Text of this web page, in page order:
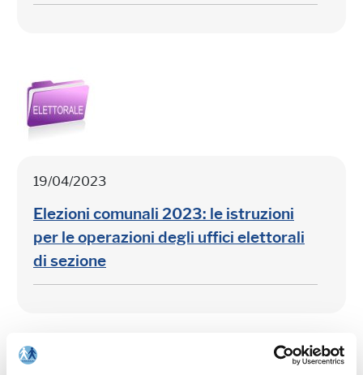
19/04/2023
Elezioni comunali 2023: le istruzioni
per le operazioni degli uffici elettorali
di sezione